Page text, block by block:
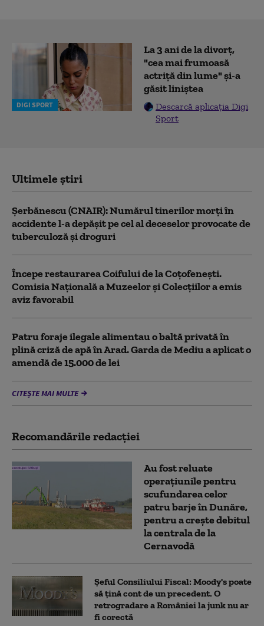
DIGI SPORT
La 3 ani de la divorț,
"cea mai frumoasă
actriță din lume" și-a
găsit liniștea
Descarcă aplicația Digi
Sport
Ultimele știri
Şerbănescu (CNAIR): Numărul tinerilor morţi în
accidente l-a depăşit pe cel al deceselor provocate de
tuberculoză şi droguri
Începe restaurarea Coifului de la Coțofenești.
Comisia Naţională a Muzeelor şi Colecţiilor a emis
aviz favorabil
Patru foraje ilegale alimentau o baltă privată în
plină criză de apă în Arad. Garda de Mediu a aplicat o
amendă de 15.000 de lei
CITEȘTE MAI MULTE
Recomandările redacţiei
Au fost reluate
operațiunile pentru
scufundarea celor
patru barje în Dunăre,
pentru a crește debitul
la centrala de la
Cernavodă
Șeful Consiliului Fiscal: Moody's poate
să țină cont de un precedent. O
retrogradare a României la junk nu ar
fi corectă